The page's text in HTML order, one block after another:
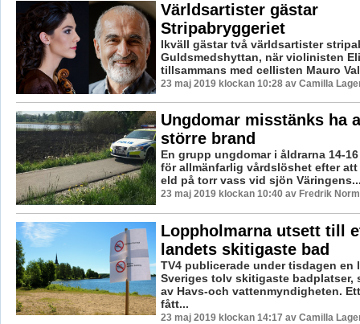
Världsartister gästar
Stripabryggeriet
Ikväll gästar två världsartister
Guldsmedshyttan, när violinisten
tillsammans med cellisten Mauro
23 maj 2019 klockan 10:28 av Camilla
Ungdomar misstänks ha
större brand
En grupp ungdomar i åldrarna 14-
för allmänfarlig vårdslöshet efter
eld på torr vass vid sjön
23 maj 2019 klockan 10:40 av Fredrik
Loppholmarna utsett till
landets skitigaste bad
TV4 publicerade under tisdagen en
Sveriges tolv skitigaste badplatser,
av Havs-och vattenmyndigheten.
fått...
23 maj 2019 klockan 14:17 av Camilla